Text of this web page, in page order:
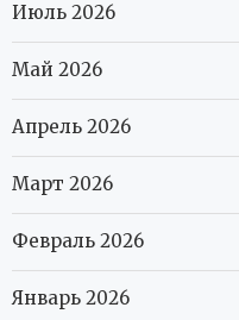
Июль 2026
Май 2026
Апрель 2026
Март 2026
Февраль 2026
Январь 2026